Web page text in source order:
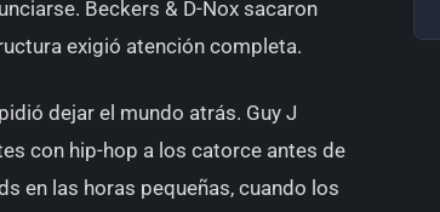
Beckers & D-Nox sacaron
exigió atención completa.
dejar el mundo atrás. Guy J
con hip-hop a los catorce antes de
en las horas pequeñas, cuando los